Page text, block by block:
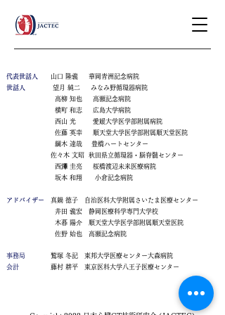
代表世話人 山口 隆義
華岡青洲記念病院
世話人 望月 純二 みなみ野循環器病院
高柳 知也 高瀬記念病院
横町 和志 広島大学病院
西山 光 愛媛大学医学部附属病院
佐藤 英幸 順天堂大学医学部附属順天堂医院
綱木 達哉
豊橋ハートセンター
佐々木 文昭 秋田県立循環器・脳脊髄センター
西澤 圭亮 桜橋渡辺未来医療病院
坂本 和翔 小倉記念病院
アドバイザー 真鍋 徳子 自治医科大学附属さいたま医療センター
井田 義宏 静岡医療科学専門大学校
木暮 陽介 順天堂大学医学部附属順天堂医院
佐野 始也 高瀬記念病院
事務局 鷲塚 冬記 東邦大学医療センター大森病院
会計
藤村 耕平 東京医科大学八王子医療センター